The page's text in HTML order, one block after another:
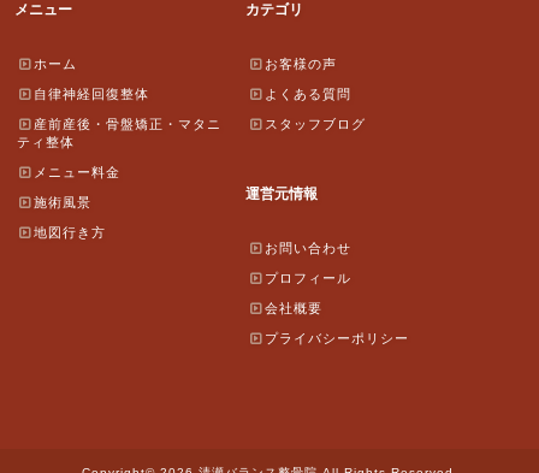
メニュー
ホーム
自律神経回復整体
産前産後・骨盤矯正・マタニ
ティ整体
メニュー料金
施術風景
地図行き方
カテゴリ
お客様の声
よくある質問
スタッフブログ
運営元情報
お問い合わせ
プロフィール
会社概要
プライバシーポリシー